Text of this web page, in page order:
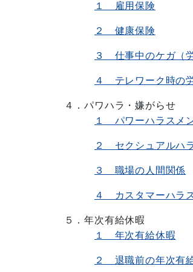
１ 雇用保険
２ 健康保険
３ 仕事中のケガ（労
４ テレワーク時の
４．パワハラ・嫌がらせ
１ パワーハラスメ
２ セクシュアルハ
３ 職場の人間関係
４ カスタマーハラ
５．年次有給休暇
１ 年次有給休暇
２ 退職前の年次有